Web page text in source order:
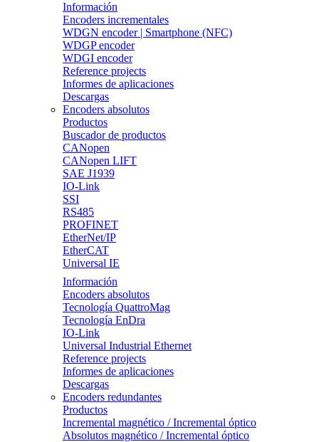
Información
Encoders incrementales
WDGN encoder | Smartphone (NFC)
WDGP encoder
WDGI encoder
Reference projects
Informes de aplicaciones
Descargas
Encoders absolutos
Productos
Buscador de productos
CANopen
CANopen LIFT
SAE J1939
IO-Link
SSI
RS485
PROFINET
EtherNet/IP
EtherCAT
Universal IE
Información
Encoders absolutos
Tecnología QuattroMag
Tecnología EnDra
IO-Link
Universal Industrial Ethernet
Reference projects
Informes de aplicaciones
Descargas
Encoders redundantes
Productos
Incremental magnético / Incremental óptico
Absolutos magnético / Incremental óptico